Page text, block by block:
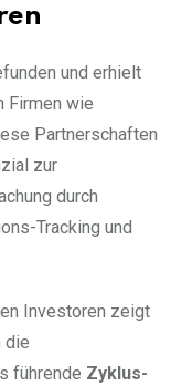
und erhielt
Firmen wie
Partnerschaften
zur
durch
Tracking und
Investoren zeigt
die
führende Zyklus-